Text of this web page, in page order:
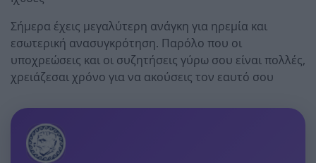
Σήμερα έχεις μεγαλύτερη ανάγκη για ηρεμία και
εσωτερική ανασυγκρότηση. Παρόλο που οι
υποχρεώσεις και οι συζητήσεις γύρω σου είναι πολλές,
χρειάζεσαι χρόνο για να ακούσεις τον εαυτό σου